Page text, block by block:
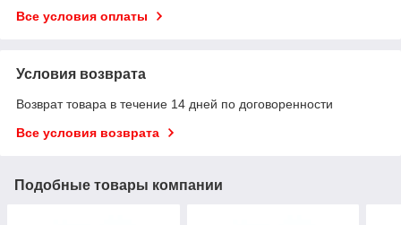
Все условия оплаты
Условия возврата
Возврат товара в течение 14 дней по договоренности
Все условия возврата
Подобные товары компании